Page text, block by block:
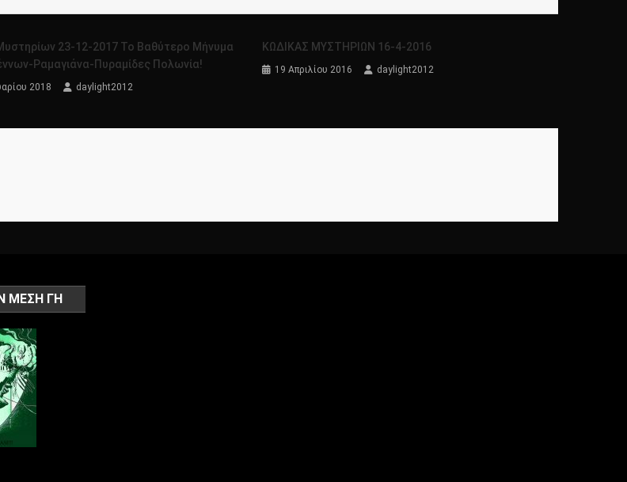
23-12-2017 Το Βαθύτερο Μήνυμα
Ραμαγιάνα-Πυραμίδες Πολωνία!
2018 daylight2012
ΚΩΔΙΚΑΣ ΜΥΣΤΗΡΙΩΝ 16-4-2016
19 Απριλίου 2016 daylight2012
ΜΕΣΗ ΓΗ